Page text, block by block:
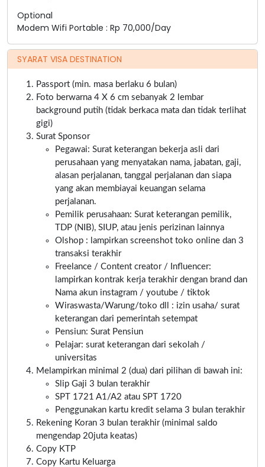
Optional
Modem Wifi Portable : Rp 70,000/Day
SYARAT VISA DESTINATION
Passport (min. masa berlaku 6 bulan)
Foto berwarna 4 X 6 cm sebanyak 2 lembar
background putih (tidak berkaca mata dan tidak terlihat
gigi)
Surat Sponsor
Pegawai: Surat keterangan bekerja asli dari
perusahaan yang menyatakan nama, jabatan, gaji,
alasan perjalanan, tanggal perjalanan dan siapa
yang akan membiayai keuangan selama
perjalanan.
Pemilik perusahaan: Surat keterangan pemilik,
TDP (NIB), SIUP, atau jenis perizinan lainnya
Olshop : lampirkan screenshot toko online dan 3
transaksi terakhir
Freelance / Content creator / Influencer:
lampirkan kontrak kerja terakhir dengan brand dan
Nama akun instagram / youtube / tiktok
Wiraswasta/Warung/toko dll : izin usaha/ surat
keterangan dari pemerintah setempat
Pensiun: Surat Pensiun
Pelajar: surat keterangan dari sekolah /
universitas
Melampirkan minimal 2 (dua) dari pilihan di bawah ini:
Slip Gaji 3 bulan terakhir
SPT 1721 A1/A2 atau SPT 1720
Penggunakan kartu kredit selama 3 bulan terakhir
Rekening Koran 3 bulan terakhir (minimal saldo
mengendap 20juta keatas)
Copy KTP
Copy Kartu Keluarga